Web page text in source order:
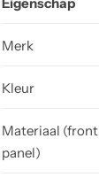
Merk
Kleur
Materiaal (front
panel)